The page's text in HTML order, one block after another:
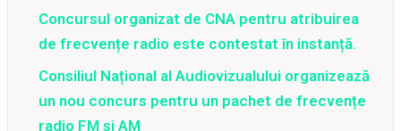
Concursul organizat de CNA pentru atribuirea
de frecvențe radio este contestat în instanță.
Consiliul Național al Audiovizualului organizează
un nou concurs pentru un pachet de frecvențe
radio FM și AM